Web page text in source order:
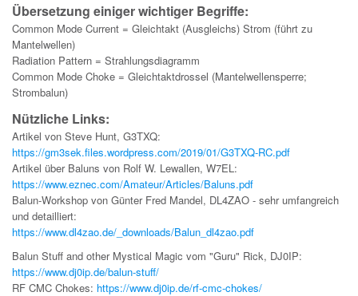
Übersetzung einiger wichtiger Begriffe:
Common Mode Current = Gleichtakt (Ausgleichs) Strom (führt zu
Mantelwellen)
Radiation Pattern = Strahlungsdiagramm
Common Mode Choke = Gleichtaktdrossel (Mantelwellensperre;
Strombalun)
Nützliche Links:
Artikel von Steve Hunt, G3TXQ:
https://gm3sek.files.wordpress.com/2019/01/G3TXQ-RC.pdf
Artikel über Baluns von Rolf W. Lewallen, W7EL:
https://www.eznec.com/Amateur/Articles/Baluns.pdf
Balun-Workshop von Günter Fred Mandel, DL4ZAO - sehr umfangreich
und detailliert:
https://www.dl4zao.de/_downloads/Balun_dl4zao.pdf
Balun Stuff and other Mystical Magic vom "Guru" Rick, DJ0IP:
https://www.dj0ip.de/balun-stuff/
RF CMC Chokes: https://www.dj0ip.de/rf-cmc-chokes/